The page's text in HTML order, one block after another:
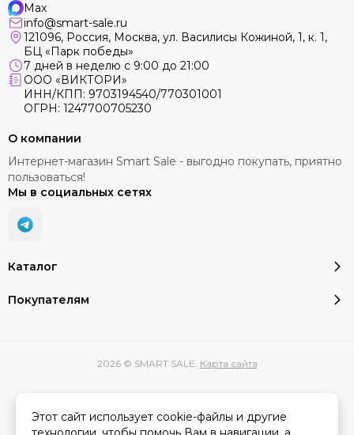
Max
info@smart-sale.ru
121096, Россия, Москва, ул. Василисы Кожиной, 1, к. 1,
БЦ «Парк победы»
7 дней в неделю с 9:00 до 21:00
ООО «ВИКТОРИ»
ИНН/КПП: 9703194540/770301001
ОГРН: 1247700705230
Каталог
Покупателям
О компании
Интернет-магазин Smart Sale - выгодно покупать, приятно
пользоваться!
Мы в социальных сетях
2026 © SMART SALE. Карта сайта
Вся представленная на сайте информация, касающаяся
Этот сайт использует cookie-файлы и другие